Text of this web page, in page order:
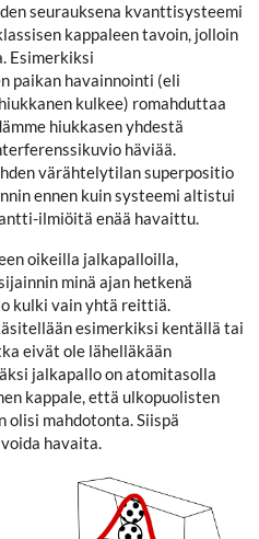
seurauksena kvanttisysteemi
kappaleen tavoin, jolloin
Esimerkiksi
paikan havainnointi (eli
kulkee) romahduttaa
hiukkasen yhdestä
häviää.
värähtelytilan superpositio
ennen kuin systeemi altistui
ilmiöitä enää havaittu.
oikeilla jalkapalloilla,
minä ajan hetkenä
kulki vain yhtä reittiä.
esimerkiksi kentällä tai
eivät ole lähelläkään
jalkapallo on atomitasolla
kappale, että ulkopuolisten
olisi mahdotonta. Siispä
havaita.